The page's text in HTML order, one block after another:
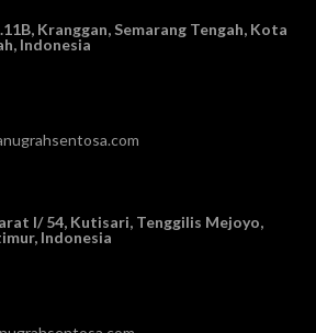
Kranggan,Semarang Tengah, Kota
Indonesia
I/ 54, Kutisari, Tenggilis Mejoyo,
Indonesia